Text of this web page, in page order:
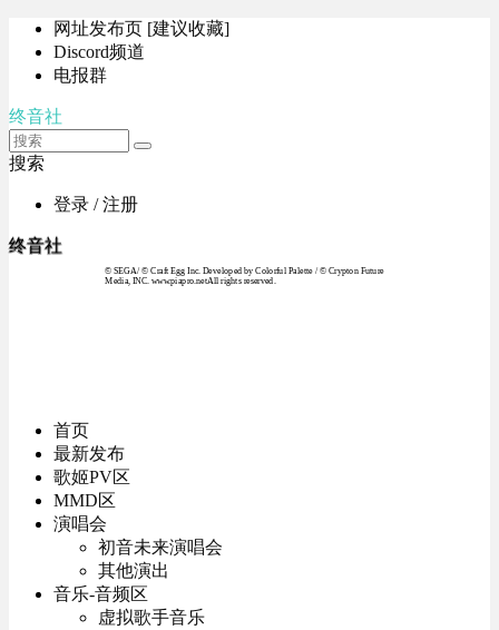
网址发布页 [建议收藏]
Discord频道
电报群
终音社
搜索
登录 / 注册
终音社
© SEGA / © Craft Egg Inc. Developed by Colorful Palette / © Crypton Future
Media, INC. www.piapro.netAll rights reserved.
首页
最新发布
歌姬PV区
MMD区
演唱会
初音未来演唱会
其他演出
音乐-音频区
虚拟歌手音乐